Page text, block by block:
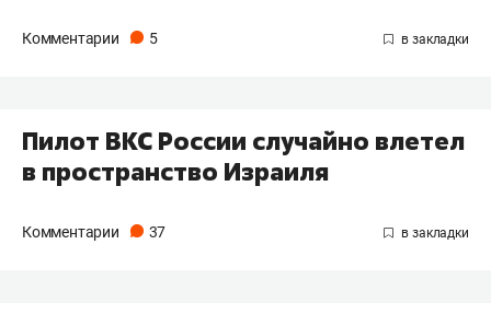
Комментарии 5
Пилот ВКС России случайно влетел
в пространство Израиля
Комментарии 37